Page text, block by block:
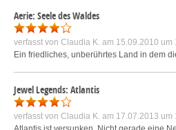
Aerie: Seele des Waldes
verfasst von Claudia K. am 15.09.2010 um
Ein friedliches, unberührtes Land in dem
Jewel Legends: Atlantis
verfasst von Claudia K. am 17.07.2013 um